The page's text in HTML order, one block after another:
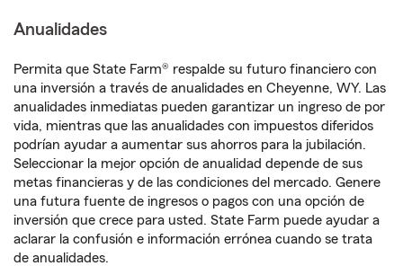
Anualidades
Permita que State Farm® respalde su futuro financiero con
una inversión a través de anualidades en Cheyenne, WY. Las
anualidades inmediatas pueden garantizar un ingreso de por
vida, mientras que las anualidades con impuestos diferidos
podrían ayudar a aumentar sus ahorros para la jubilación.
Seleccionar la mejor opción de anualidad depende de sus
metas financieras y de las condiciones del mercado. Genere
una futura fuente de ingresos o pagos con una opción de
inversión que crece para usted. State Farm puede ayudar a
aclarar la confusión e información errónea cuando se trata
de anualidades.